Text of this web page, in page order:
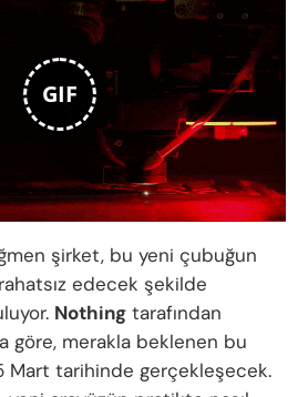
GIF
şirket, bu yeni çubuğun
rahatsız edecek şekilde
Nothing tarafından
göre, merakla beklenen bu
5 Mart tarihinde gerçekleşecek.